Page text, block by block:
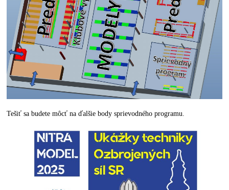
Tešiť sa budete môcť na ďalšie body sprievodného programu.